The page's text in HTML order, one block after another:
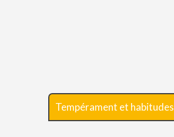
Tempérament et habitudes